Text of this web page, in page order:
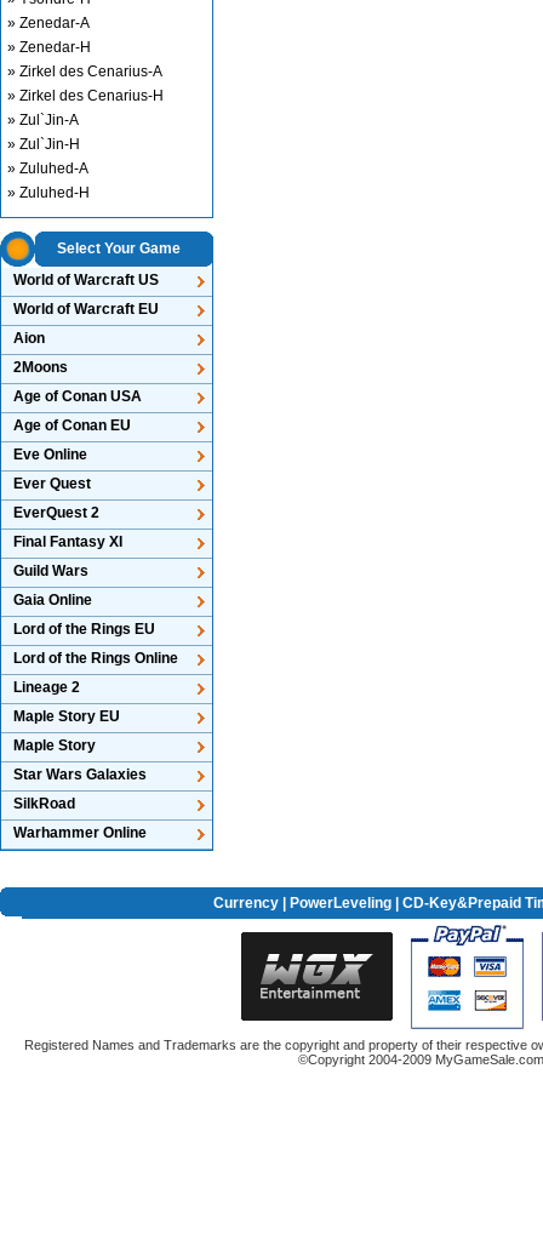
» Zenedar-A
» Zenedar-H
» Zirkel des Cenarius-A
» Zirkel des Cenarius-H
» Zul`Jin-A
» Zul`Jin-H
» Zuluhed-A
» Zuluhed-H
Select Your Game
World of Warcraft US
World of Warcraft EU
Aion
2Moons
Age of Conan USA
Age of Conan EU
Eve Online
Ever Quest
EverQuest 2
Final Fantasy XI
Guild Wars
Gaia Online
Lord of the Rings EU
Lord of the Rings Online
Lineage 2
Maple Story EU
Maple Story
Star Wars Galaxies
SilkRoad
Warhammer Online
Currency| PowerLeveling| CD-Key&Prepaid
Registered Names and Trademarks are the copyright and property of their respective
©Copyright 2004-2009